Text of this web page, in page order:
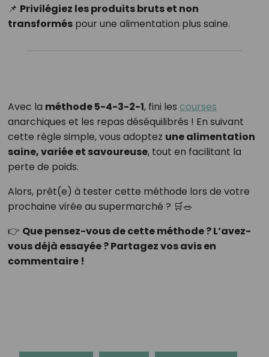
📌 Privilégiez les produits bruts et non
transforméspour une alimentation plus saine.
Avec la méthode 5-4-3-2-1, fini les courses
anarchiques et les repas déséquilibrés ! En suivant
cette règle simple, vous adoptez une alimentation
saine, variée et savoureuse, tout en facilitant la
perte de poids.
Alors, prêt(e) à tester cette méthode lors de votre
prochaine virée au supermarché ? 🛒🥗
👉 Que pensez-vous de cette méthode ? L’avez-
vous déjà essayée ? Partagez vos avis en
commentaire !